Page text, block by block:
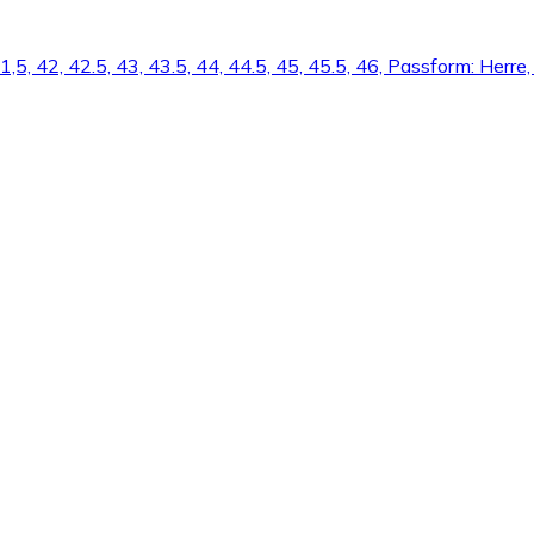
42, 42.5, 43, 43.5, 44, 44.5, 45, 45.5, 46, Passform: